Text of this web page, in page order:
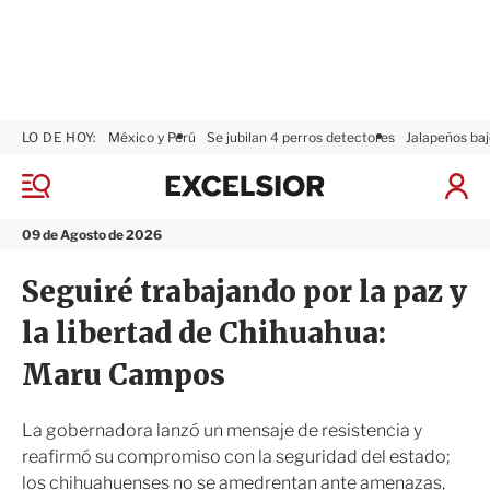
M
n
09 de Agosto de 2026
LO DE HOY: México y Perú Se jubilan 4 perros detectores Jalapeños
I
a
x
i
o
r
Seguiré trabajando por la paz y
la libertad de Chihuahua:
Maru Campos
La gobernadora lanzó un mensaje de resistencia y
reafirmó su compromiso con la seguridad del estado;
los chihuahuenses no se amedrentan ante amenazas,